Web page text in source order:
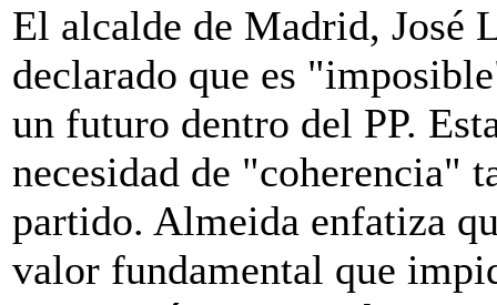
El alcalde de Madrid, José
declarado que es
un futuro dentro del PP.
necesidad de "coherencia"
partido. Almeida enfatiza
valor fundamental que